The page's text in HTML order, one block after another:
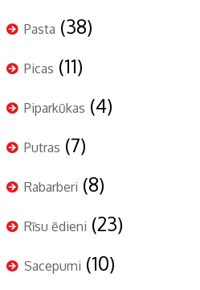
Pasta (38)
Picas (11)
Piparkūkas (4)
Putras (7)
Rabarberi (8)
Rīsu ēdieni (23)
Sacepumi (10)